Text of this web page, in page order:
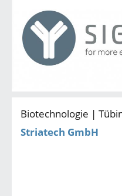
Biotechnologie |
Striatech GmbH